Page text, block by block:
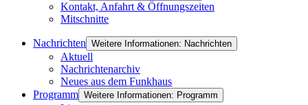
Kontakt, Anfahrt & Öffnungszeiten
Mitschnitte
Nachrichten Weitere Informationen: Nachrichten
Aktuell
Nachrichtenarchiv
Neues aus dem Funkhaus
Programm Weitere Informationen: Programm